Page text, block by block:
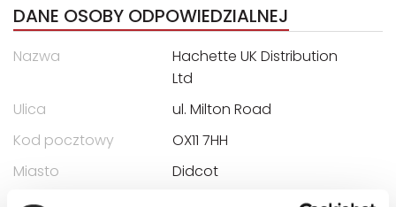
DANE OSOBY ODPOWIEDZIALNEJ
Nazwa
Hachette UK Distribution
Ltd
Ulica
ul. Milton Road
Kod pocztowy
OX11 7HH
Miasto
Didcot